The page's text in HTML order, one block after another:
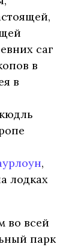
саг
в
в
,
лодках
во всей
парк